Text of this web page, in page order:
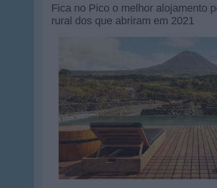
Fica no Pico o melhor alojamento
rural dos que abriram em 2021